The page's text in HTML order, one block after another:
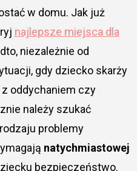
w domu. Jak już
najlepsze miejsca dla
niezależnie od
gdy dziecko skarży
oddychaniem czy
należy szukać
problemy
natychmiastowej
bezpieczeństwo.